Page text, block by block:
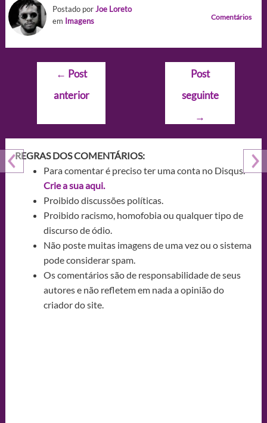
Postado porJoe Loreto
em Imagens Comentários
Navegação
Post
← Post
anterior
Post
seguinte
→
REGRAS DOS COMENTÁRIOS:
Para comentar é preciso ter uma conta no Disqus.
Crie a sua aqui.
Proibido discussões políticas.
Proibido racismo, homofobia ou qualquer tipo de
discurso de ódio.
Não poste muitas imagens de uma vez ou o sistema
pode considerar spam.
Os comentários são de responsabilidade de seus
autores e não refletem em nada a opinião do
criador do site.